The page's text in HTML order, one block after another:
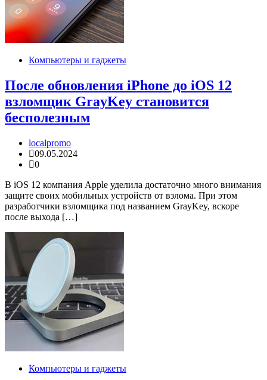
Компьютеры и гаджеты
После обновления iPhone до iOS 12
взломщик GrayKey становится
бесполезным
localpromo
09.05.2024
0
В iOS 12 компания Apple уделила достаточно много внимания
защите своих мобильных устройств от взлома. При этом
разработчики взломщика под названием GrayKey, вскоре
после выхода […]
Компьютеры и гаджеты